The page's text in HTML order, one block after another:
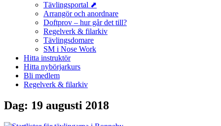
Tävlingsportal ⬈
Arrangör och anordnare
Doftprov – hur går det till?
Regelverk & filarkiv
Tävlingsdomare
SM i Nose Work
Hitta instruktör
Hitta nybörjarkurs
Bli medlem
Regelverk & filarkiv
Dag: 19 augusti 2018